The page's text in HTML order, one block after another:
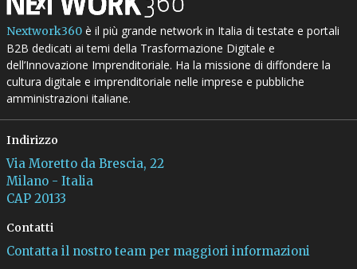
Nextwork360è il più grande network in Italia di testate e portali
B2B dedicati ai temi della Trasformazione Digitale e
dell’Innovazione Imprenditoriale. Ha la missione di diffondere la
cultura digitale e imprenditoriale nelle imprese e pubbliche
amministrazioni italiane.
Indirizzo
Via Moretto da Brescia, 22
Milano - Italia
CAP 20133
Contatti
Contatta il nostro team per maggiori informazioni